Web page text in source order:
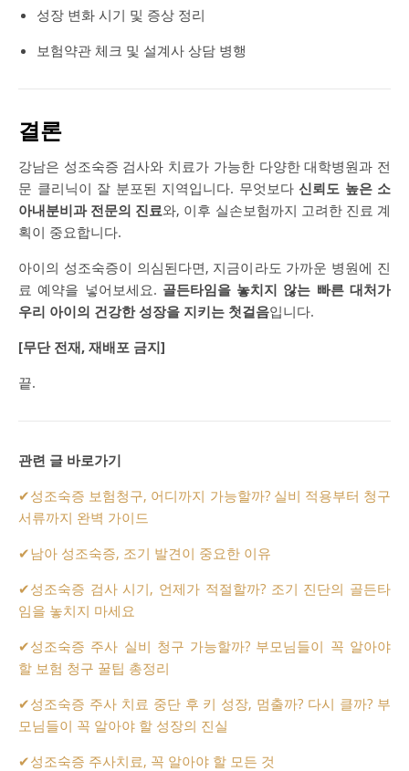
성장 변화 시기 및 증상 정리
보험약관 체크 및 설계사 상담 병행
결론
강남은 성조숙증 검사와 치료가 가능한 다양한 대학병원과 전
문 클리닉이 잘 분포된 지역입니다. 무엇보다 신뢰도 높은 소
아내분비과 전문의 진료와, 이후 실손보험까지 고려한 진료 계
획이 중요합니다.
아이의 성조숙증이 의심된다면, 지금이라도 가까운 병원에 진
료 예약을 넣어보세요. 골든타임을 놓치지 않는 빠른 대처가
우리 아이의 건강한 성장을 지키는 첫걸음입니다.
[무단 전재, 재배포 금지]
끝.
관련 글 바로가기
✔성조숙증 보험청구, 어디까지 가능할까? 실비 적용부터 청구
서류까지 완벽 가이드
✔남아 성조숙증, 조기 발견이 중요한 이유
✔성조숙증 검사 시기, 언제가 적절할까? 조기 진단의 골든타
임을 놓치지 마세요
✔성조숙증 주사 실비 청구 가능할까? 부모님들이 꼭 알아야
할 보험 청구 꿀팁 총정리
✔성조숙증 주사 치료 중단 후 키 성장, 멈출까? 다시 클까? 부
모님들이 꼭 알아야 할 성장의 진실
✔성조숙증 주사치료, 꼭 알아야 할 모든 것